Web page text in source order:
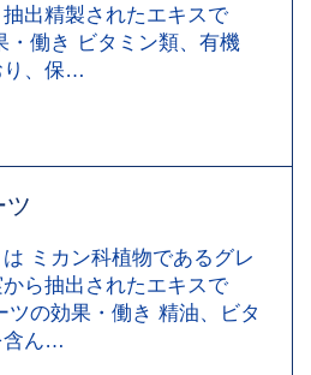
出精製されたエキスで
・働き ビタミン類、有機
り、保…
ツ
ミカン科植物であるグレ
ら抽出されたエキスで
の効果・働き 精油、ビタ
含ん…